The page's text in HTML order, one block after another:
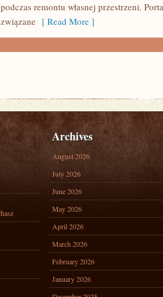
podczas remontu własnej przestrzeni.
związane [ Read More ]
Archives
August 2026
July 2026
June 2026
May 2026
April 2026
March 2026
February 2026
January 2026